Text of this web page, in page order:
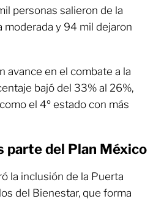
personas salieron de la
moderada y 94 mil dejaron
avance en el combate a la
bajó del 33% al 26%,
el 4º estado con más
parte del Plan México
la inclusión de la Puerta
del Bienestar, que forma